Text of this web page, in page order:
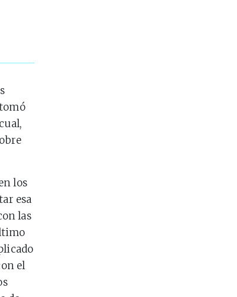
los
esa
las
el